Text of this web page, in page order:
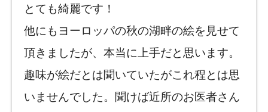
とても綺麗です！
他にもヨーロッパの秋の湖畔の絵を見せて
頂きましたが、本当に上手だと思います。
趣味が絵だとは聞いていたがこれ程とは思
いませんでした。聞けば近所のお医者さん